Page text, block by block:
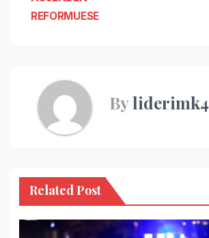
REFORMUESE
Byliderimk4
Related Post